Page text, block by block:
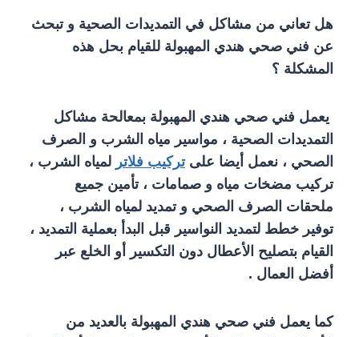
هل تعاني من مشاكل في التمديدات الصحية و تبحث
عن فني صحي هندي المهبولة للقيام بحل هذه
المشكلة ؟
يعمل فني صحي هندي المهبولة بمعالحة مشاكل
التمديدات الصحية ، مواسير مياه الشرب و الصرف
الصحي ، نعمل أيضا علىتركيب فلاتر لمياه الشرب ،
تركيب مضخات مياه و صمامات ، تأمين جميع
ملحقات الصرف الصحي و تمديد لمياه الشرب ،
توفير خطط لتمديد النواسير قبل البدأ بعملية التمديد ،
القيام بتصليح الأعطال دون التكسير أو الخلع عبر
أفضل العمال .
كما يعمل فني صحي هندي المهبولة بالعديد من